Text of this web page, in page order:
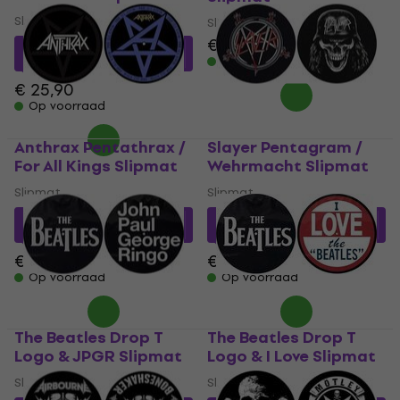
Slipmat
€ 18,58met code
MUZMUZ-25
€ 25,90
Op voorraad
Slipmat
€ 19,60
Op voorraad
Anthrax Pentathrax /
For All Kings Slipmat
Slipmat
€ 18,58met code
MUZMUZ-25
€ 25,90
Op voorraad
Slayer Pentagram /
Wehrmacht Slipmat
Slipmat
€ 18,58met code
MUZMUZ-25
€ 25,90
Op voorraad
The Beatles Drop T
Logo & JPGR Slipmat
Slipmat
The Beatles Drop T
Logo & I Love Slipmat
Slipmat